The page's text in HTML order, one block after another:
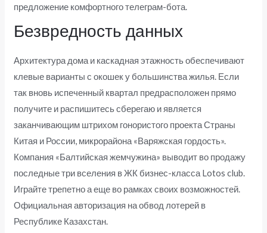
предложение комфортного телеграм-бота.
Безвредность данных
Архитектура дома и каскадная этажность обеспечивают
клевые варианты с окошек у большинства жилья. Если
так вновь испеченный квартал предрасположен прямо
получите и распишитесь сберегаю и является
заканчивающим штрихом гонористого проекта Страны
Китая и России, микрорайона «Варяжская гордость».
Компания «Балтийская жемчужина» выводит во продажу
последные три вселения в ЖК бизнес-класса Lotos club.
Играйте трепетно а еще во рамках своих возможностей.
Официальная авторизация на обвод лотерей в
Республике Казахстан.